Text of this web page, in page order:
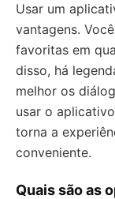
Usar um
vantagens.
favoritas em
disso, há
melhor os
usar o
torna a
conveniente.
Quais são as